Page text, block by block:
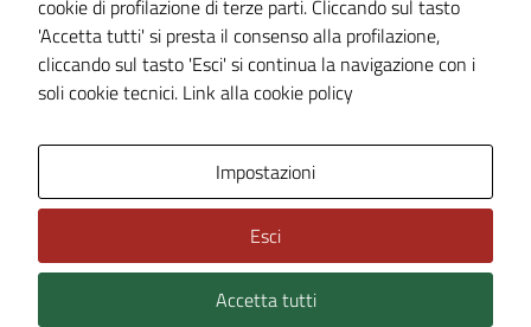
Dichiarazione di accessibilità
Piano di miglioramento del sito
Technical Design s.r.l.
cookie di profilazione di terze parti. Cliccando sul tasto
'Accetta tutti' si presta il consenso alla profilazione,
cliccando sul tasto 'Esci' si continua la navigazione con i
soli cookie tecnici. Link alla cookie policy
Impostazioni
Esci
Accetta tutti